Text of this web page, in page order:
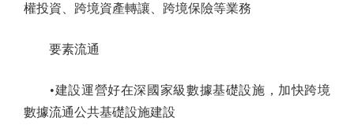
權投資、跨境資產轉讓、跨境保險等業務
要素流通
•建設運營好在深國家級數據基礎設施，加快跨境
數據流通公共基礎設施建設